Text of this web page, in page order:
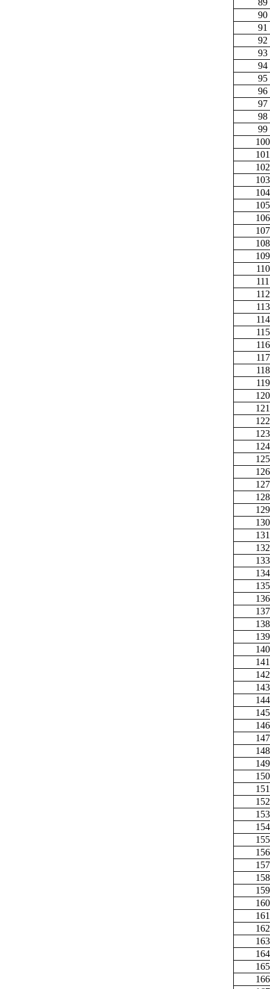
90
91
92
93
94
95
96
97
98
99
100
101
102
103
104
105
106
107
108
109
110
111
112
113
114
115
116
117
118
119
120
121
122
123
124
125
126
127
128
129
130
131
132
133
134
135
136
137
138
139
140
141
142
143
144
145
146
147
148
149
150
151
152
153
154
155
156
157
158
159
160
161
162
163
164
165
166